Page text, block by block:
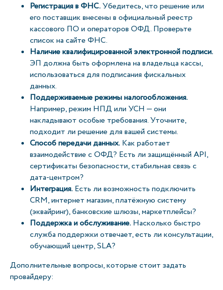
Регистрация в ФНС.Убедитесь, что решение или
его поставщик внесены в официальный реестр
кассового ПО и операторов ОФД. Проверьте
список на сайте ФНС.
Наличие квалифицированной электронной подписи.
ЭП должна быть оформлена на владельца кассы,
использоваться для подписания фискальных
данных.
Поддерживаемые режимы налогообложения.
Например, режим НПД или УСН — они
накладывают особые требования. Уточните,
подходит ли решение для вашей системы.
Способ передачи данных. Как работает
взаимодействие с ОФД? Есть ли защищённый API,
сертификаты безопасности, стабильная связь с
дата-центром?
Интеграция. Есть ли возможность подключить
CRM, интернет магазин, платёжную систему
(эквайринг), банковские шлюзы, маркетплейсы?
Поддержка и обслуживание. Насколько быстро
служба поддержки отвечает, есть ли консультации,
обучающий центр, SLA?
Дополнительные вопросы, которые стоит задать
провайдеру: